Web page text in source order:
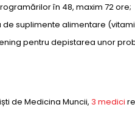
în 48, maxim 72 ore;
suplimente alimentare
pentru depistarea unor
de Medicina Muncii, 3 medici